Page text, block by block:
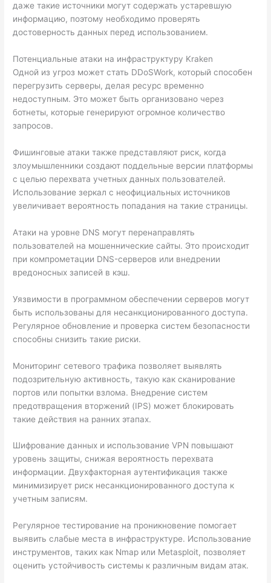
даже такие источники могут содержать устаревшую
информацию, поэтому необходимо проверять
достоверность данных перед использованием.
Потенциальные атаки на инфраструктуру Kraken
Одной из угроз может стать DDoSWork, который способен
перегрузить серверы, делая ресурс временно
недоступным. Это может быть организовано через
ботнеты, которые генерируют огромное количество
запросов.
Фишинговые атаки также представляют риск, когда
злоумышленники создают поддельные версии платформы
с целью перехвата учетных данных пользователей.
Использование зеркал с неофициальных источников
увеличивает вероятность попадания на такие страницы.
Атаки на уровне DNS могут перенаправлять
пользователей на мошеннические сайты. Это происходит
при компрометации DNS-серверов или внедрении
вредоносных записей в кэш.
Уязвимости в программном обеспечении серверов могут
быть использованы для несанкционированного доступа.
Регулярное обновление и проверка систем безопасности
способны снизить такие риски.
Мониторинг сетевого трафика позволяет выявлять
подозрительную активность, такую как сканирование
портов или попытки взлома. Внедрение систем
предотвращения вторжений (IPS) может блокировать
такие действия на ранних этапах.
Шифрование данных и использование VPN повышают
уровень защиты, снижая вероятность перехвата
информации. Двухфакторная аутентификация также
минимизирует риск несанкционированного доступа к
учетным записям.
Регулярное тестирование на проникновение помогает
выявить слабые места в инфраструктуре. Использование
инструментов, таких как Nmap или Metasploit, позволяет
оценить устойчивость системы к различным видам атак.